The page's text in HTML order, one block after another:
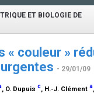
ET BIOLOGIE DE
couleur »
- 29/01/09
, O. Dupuis c, H.-J. Clément a